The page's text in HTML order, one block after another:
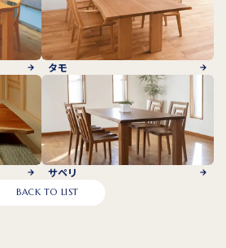
タモ
サペリ
BACK TO LIST